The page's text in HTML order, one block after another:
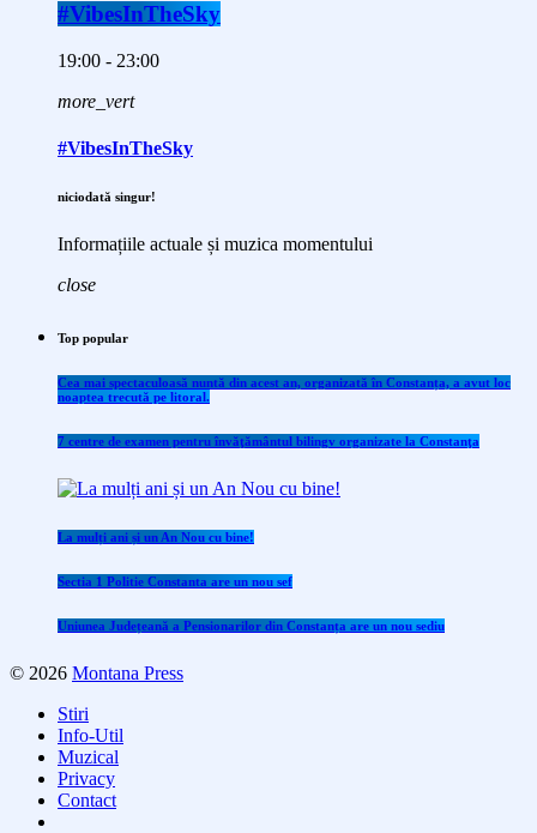
#VibesInTheSky
19:00 - 23:00
more_vert
#VibesInTheSky
niciodată singur!
Informațiile actuale și muzica momentului
close
Top popular
Cea mai spectaculoasă nuntă din acest an, organizată în Constanța, a avut loc
noaptea trecută pe litoral.
7 centre de examen pentru învăţământul bilingv organizate la Constanţa
La mulți ani și un An Nou cu bine!
Sectia 1 Politie Constanta are un nou sef
Uniunea Județeană a Pensionarilor din Constanța are un nou sediu
© 2026 Montana Press
Stiri
Info-Util
Muzical
Privacy
Contact